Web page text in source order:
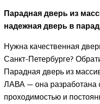
Парадная дверь из
надежная дверь в
Нужна качественная
Санкт-Петербурге?
Парадная дверь из
ЛАВА — она разработана
проходимостью и